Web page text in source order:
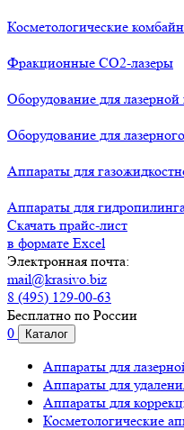
Косметологические
Фракционные СО2-лазеры
Оборудование для
Оборудование для
Аппараты для
Аппараты для
Скачать прайс-лист
в формате Excel
Электронная почта:
mail@krasivo.biz
8 (495) 129-00-63
Бесплатно по России
0
Каталог
Аппараты для
Аппараты для
Аппараты для
Косметологические